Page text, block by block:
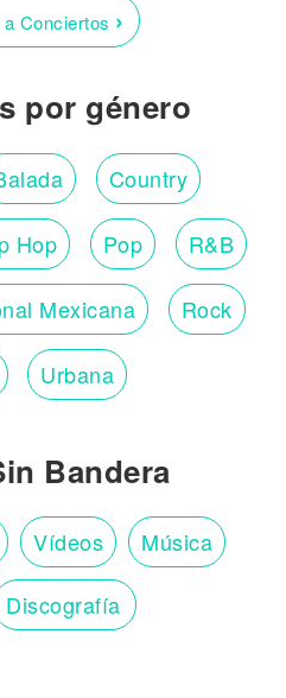
Conciertos ›
por género
Country
Hop Pop R&B
Mexicana Rock
Urbana
Bandera
Vídeos Música
Discografía